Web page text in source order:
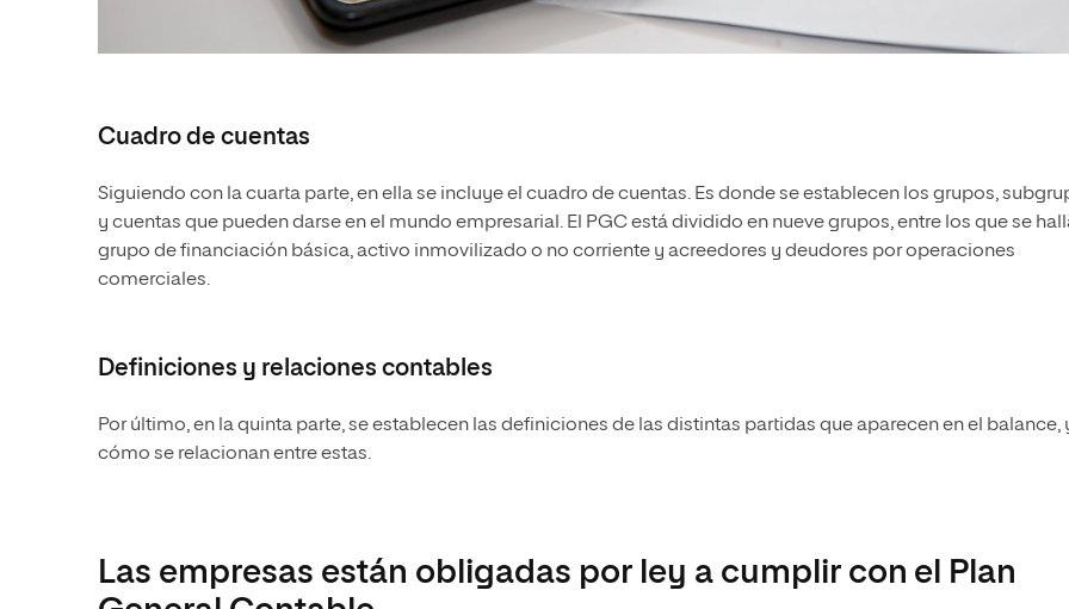
Cuadro de cuentas
Siguiendo con la cuarta parte, en ella se incluye el cuadro de cuentas. Es donde se establecen los grupos,
y cuentas que pueden darse en el mundo empresarial. El PGC está dividido en nueve grupos, entre los que se
grupo de financiación básica, activo inmovilizado o no corriente y acreedores y deudores por operaciones
comerciales.
Definiciones y relaciones contables
Por último, en la quinta parte, se establecen las definiciones de las distintas partidas que aparecen en el balance,
cómo se relacionan entre estas.
Las empresas están obligadas por ley a cumplir con el Plan